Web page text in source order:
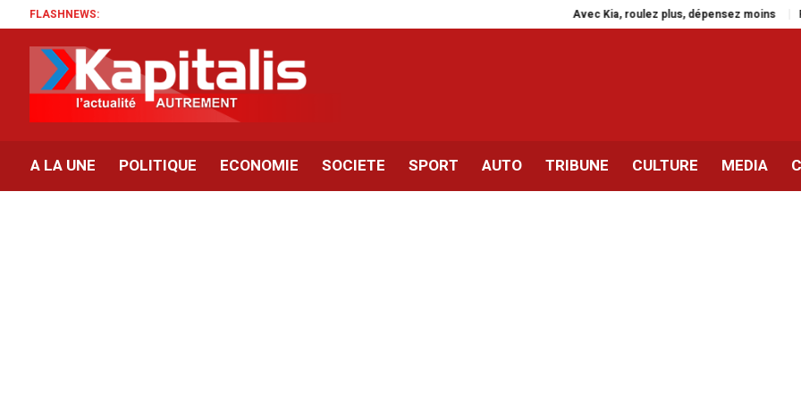
FLASHNEWS: Avec Kia, roulez plus, dépensez moins
A LA UNE POLITIQUE ECONOMIE SOCIETE SPORT AUTO TRIBUNE CULTURE MEDIA